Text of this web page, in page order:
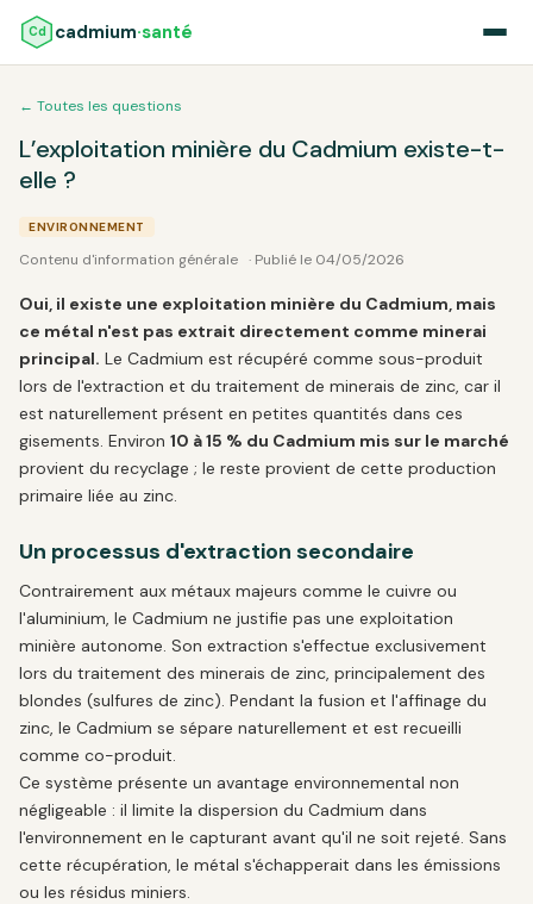
Cd cadmium·santé
← Toutes les questions
L’exploitation minière du Cadmium existe-t-
elle ?
ENVIRONNEMENT
Contenu d'information générale · Publié le 04/05/2026
Oui, il existe une exploitation minière du Cadmium, mais
ce métal n'est pas extrait directement comme minerai
principal. Le Cadmium est récupéré comme sous-produit
lors de l'extraction et du traitement de minerais de zinc, car il
est naturellement présent en petites quantités dans ces
gisements. Environ 10 à 15 % du Cadmium mis sur le marché
provient du recyclage ; le reste provient de cette production
primaire liée au zinc.
Un processus d'extraction secondaire
Contrairement aux métaux majeurs comme le cuivre ou
l'aluminium, le Cadmium ne justifie pas une exploitation
minière autonome. Son extraction s'effectue exclusivement
lors du traitement des minerais de zinc, principalement des
blondes (sulfures de zinc). Pendant la fusion et l'affinage du
zinc, le Cadmium se sépare naturellement et est recueilli
comme co-produit.
Ce système présente un avantage environnemental non
négligeable : il limite la dispersion du Cadmium dans
l'environnement en le capturant avant qu'il ne soit rejeté. Sans
cette récupération, le métal s'échapperait dans les émissions
ou les résidus miniers.